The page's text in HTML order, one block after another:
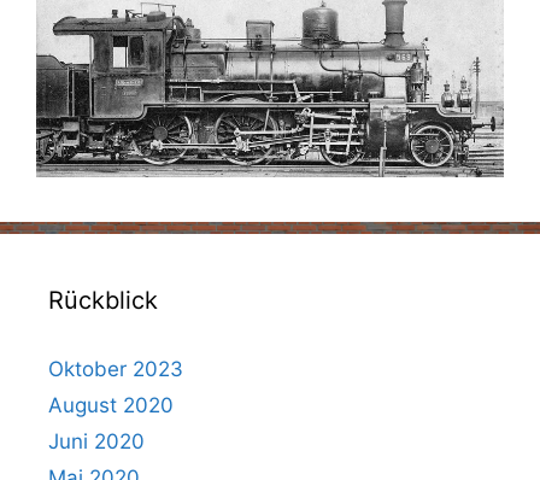
Rückblick
Oktober 2023
August 2020
Juni 2020